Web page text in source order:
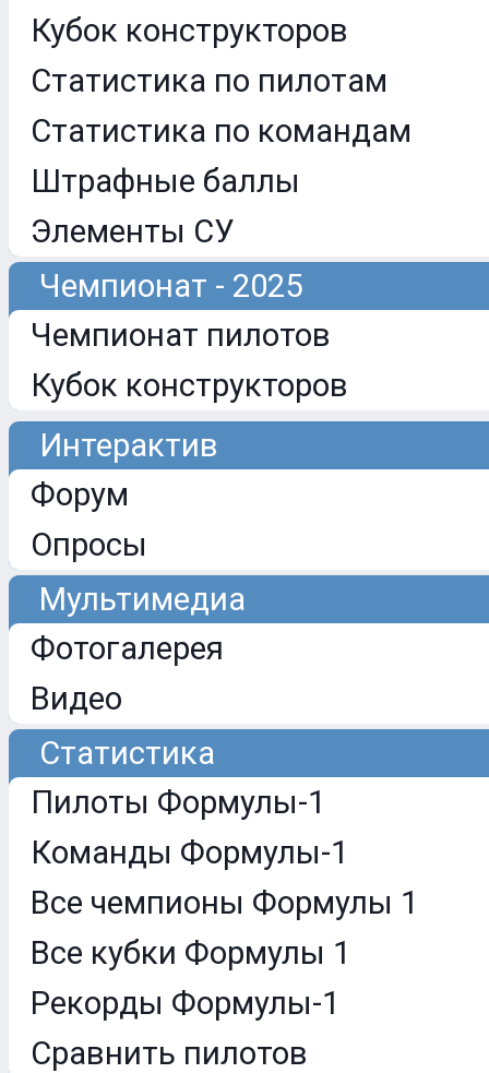
Кубок конструкторов
Статистика по пилотам
Статистика по командам
Штрафные баллы
Элементы СУ
Чемпионат - 2025
Чемпионат пилотов
Кубок конструкторов
Интерактив
Форум
Опросы
Мультимедиа
Фотогалерея
Видео
Статистика
Пилоты Формулы-1
Команды Формулы-1
Все чемпионы Формулы 1
Все кубки Формулы 1
Рекорды Формулы-1
Сравнить пилотов